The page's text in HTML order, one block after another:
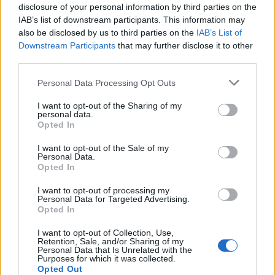
disclosure of your personal information by third parties on the
IAB’s list of downstream participants. This information may
also be disclosed by us to third parties on the IAB’s List of
Downstream Participants that may further disclose it to other
Personal Data Processing Opt Outs
I want to opt-out of the Sharing of my
personal data.
Opted In
I want to opt-out of the Sale of my
Personal Data.
Opted In
I want to opt-out of processing my
Personal Data for Targeted Advertising.
Opted In
I want to opt-out of Collection, Use,
Retention, Sale, and/or Sharing of my
Personal Data that Is Unrelated with the
Purposes for which it was collected.
Opted Out
compensazione tra crediti e debiti derivanti da cessioni e
acquisti di calciatori, devono garantirlo con fideiussioni
bancarie o assicurative. Strumenti dal costo elevato, che
prevedono una commissione riconosciuta all’intermediario e
sono solitamente accompagnati da una controgaranzia, come
procedura scoraggia i club, soprattutto quando la proprietà è
straniera, viste le ulteriori difficoltà di accesso alle fideiussioni
(talvolta le banche richiedono un "collaterali" pari al 100%). Di
conseguenza, si tendono a privilegiare le trattative con club
esteri, dove i termini di pagamento sono flessibili e rimessi
all’autonomia delle parti.
nemmeno in Francia e Germania, che storicamente vantano i
meccanismi più sofisticati di controllo delle finanze. Il risultato
definitivo in Serie A, le operazioni con club esteri sono
nettamente prevalenti: 108, contro le 68 interne. Le società
italiane sono quelle che, dopo le inglesi, spendono di più nei